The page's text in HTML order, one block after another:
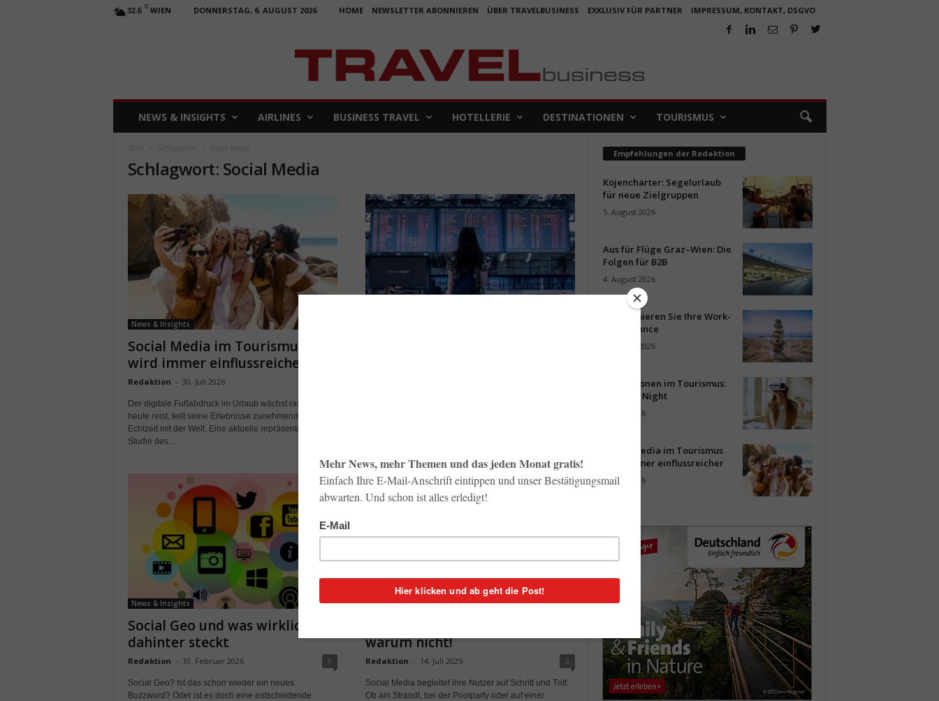
32.6 C WIEN DONNERSTAG, 6. AUGUST 2026 HOME NEWSLETTER ABONNIEREN ÜBER TRAVELBUSINESS EXKLUSIV FÜR PARTNER IMPRESSUM, KONTAKT, DSGVO
A
NEWS & INSIGHTS AIRLINES BUSINESS TRAVEL HOTELLERIE DESTINATIONEN TOURISMUS
Schlagwort: Social Media
News & Insights
Social Media im Tourismus
wird immer einflussreicher
Redaktion - 30. Juli 2026
Der digitale Fußabdruck im Urlaub wächst rasant. Wer
heute reist, teilt seine Erlebnisse zunehmend in
Echtzeit mit der Welt. Eine aktuelle repräsentative
Studie des...
News & Insights
Social Geo und was wirklich
dahinter steckt
Redaktion - 10. Februar 2026 0
Social Geo? Ist das schon wieder ein neues
Buzzword? Oder ist es doch eine entscheidende
News & Insights
warum nicht!
Redaktion - 14. Juli 2025 3
Social Media begleitet ihre Nutzer auf Schritt und Tritt:
Ob am Strandt, bei der Poolparty oder auf einer
Empfehlungen der Redaktion
Kojencharter: Segelurlaub
für neue Zielgruppen
5. August 2026
Aus für Flüge Graz–Wien: Die
Folgen für B2B
4. August 2026
So optimieren Sie Ihre Work-
Life-Balance
3. August 2026
Innovationen im Tourismus:
Start-up Night
31. Juli 2026
Social Media im Tourismus
wird immer einflussreicher
30. Juli 2026